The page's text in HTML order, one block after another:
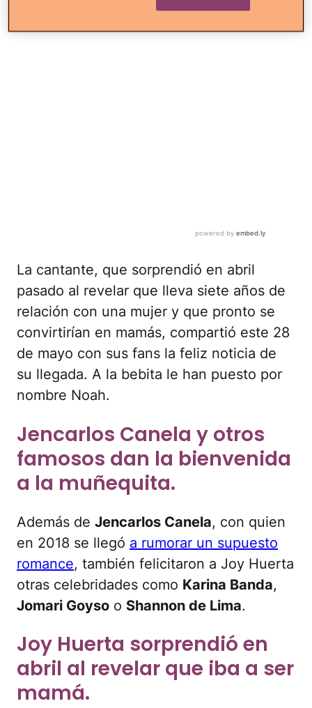
La cantante, que sorprendió en abril
pasado al revelar que lleva siete años de
relación con una mujer y que pronto se
convirtirían en mamás, compartió este 28
de mayo con sus fans la feliz noticia de
su llegada. A la bebita le han puesto por
nombre Noah.
Jencarlos Canela y otros
famosos dan la bienvenida
a la muñequita.
Además de Jencarlos Canela, con quien
en 2018 se llegó a rumorar un supuesto
romance, también felicitaron a Joy Huerta
otras celebridades como Karina Banda,
Jomari Goyso o Shannon de Lima.
Joy Huerta sorprendió en
abril al revelar que iba a ser
mamá.